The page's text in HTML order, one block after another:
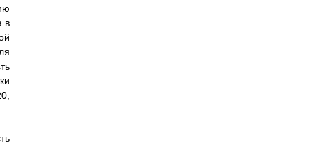
в